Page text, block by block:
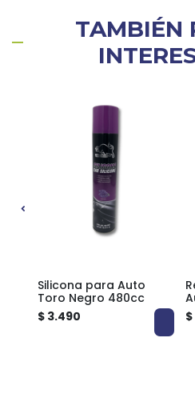
TAMBIÉN
Silicona para Auto
Toro Negro 480cc
$ 3.490